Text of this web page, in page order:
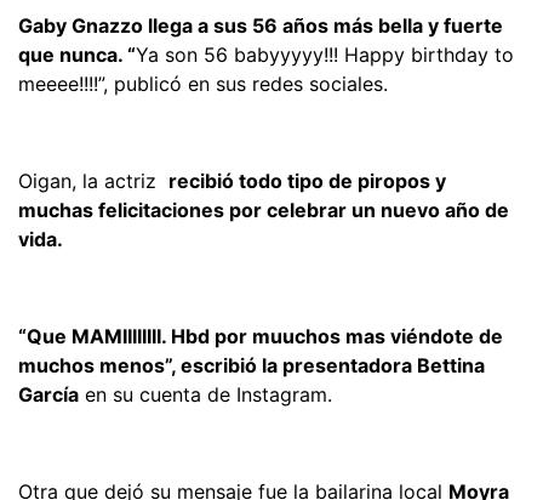
Gaby Gnazzo llega a sus 56 años más bella y fuerte
que nunca. “Ya son 56 babyyyyy!!! Happy birthday to
meeee!!!!”, publicó en sus redes sociales.
Oigan, la actriz recibió todo tipo de piropos y
muchas felicitaciones por celebrar un nuevo año de
vida.
“Que MAMIIIIIIII. Hbd por muuchos mas viéndote de
muchos menos”, escribió la presentadora Bettina
García en su cuenta de Instagram.
Otra que dejó su mensaje fue la bailarina local Moyra